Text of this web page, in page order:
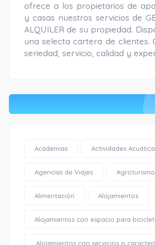
ofrece a los propietarios de
y casas nuestros servicios de
ALQUILER de su propiedad.
una selecta cartera de clientes.
seriedad, servicio, calidad y
Academias Actividades
Agencias de Viajes Agroturismo
Alimentación Alojamientos
Alojamientos con espacio para
Alojamientos con servicios o